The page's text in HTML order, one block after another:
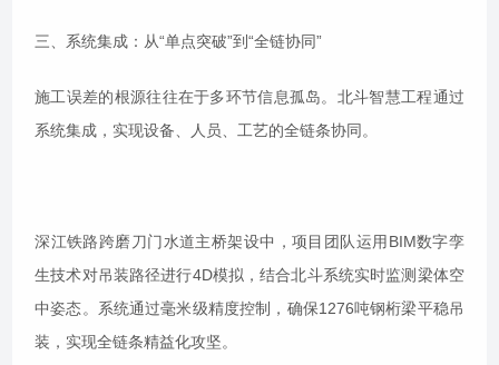
三、系统集成：从“单点突破”到“全链协同”
施工误差的根源往往在于多环节信息孤岛。北斗智慧工程通过
系统集成，实现设备、人员、工艺的全链条协同。
深江铁路跨磨刀门水道主桥架设中，项目团队运用BIM数字孪
生技术对吊装路径进行4D模拟，结合北斗系统实时监测梁体空
中姿态。系统通过毫米级精度控制，确保1276吨钢桁梁平稳吊
装，实现全链条精益化攻坚。